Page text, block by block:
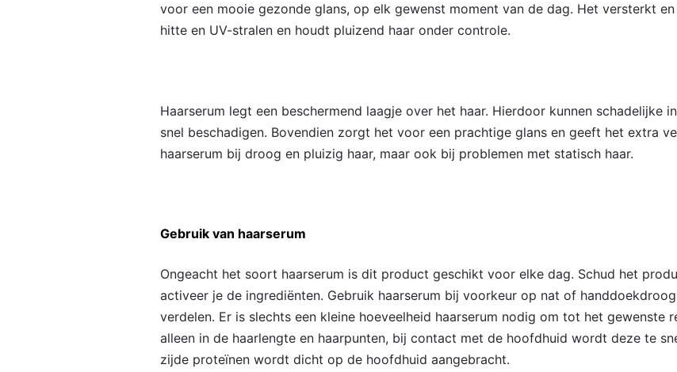
voor een mooie gezonde glans, op elk gewenst moment van de dag. Het versterkt
hitte en UV-stralen en houdt pluizend haar onder controle.
Haarserum legt een beschermend laagje over het haar. Hierdoor kunnen schadelijke
snel beschadigen. Bovendien zorgt het voor een prachtige glans en geeft het extra
haarserum bij droog en pluizig haar, maar ook bij problemen met statisch haar.
Gebruik van haarserum
Ongeacht het soort haarserum is dit product geschikt voor elke dag. Schud het
activeer je de ingrediënten. Gebruik haarserum bij voorkeur op nat of
verdelen. Er is slechts een kleine hoeveelheid haarserum nodig om tot het gewenste
alleen in de haarlengte en haarpunten, bij contact met de hoofdhuid wordt deze te
zijde proteïnen wordt dicht op de hoofdhuid aangebracht.